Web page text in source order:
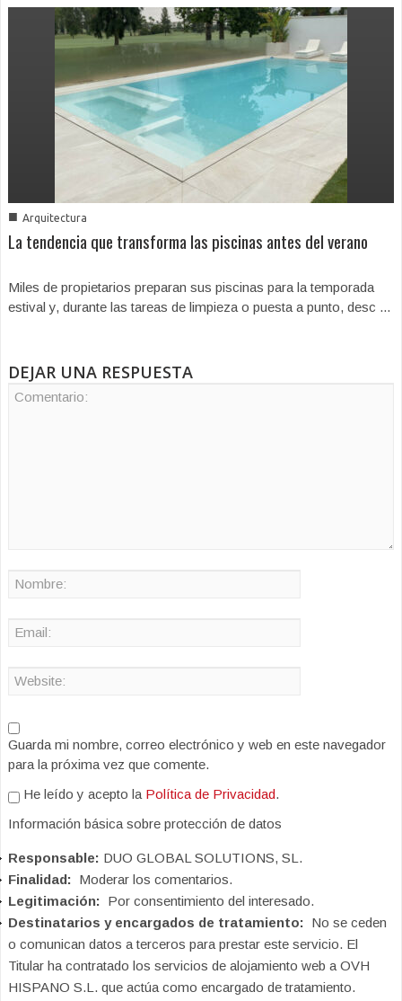
■ Arquitectura
La tendencia que transforma las piscinas antes del verano
Miles de propietarios preparan sus piscinas para la temporada
estival y, durante las tareas de limpieza o puesta a punto, desc ...
DEJAR UNA RESPUESTA
Guarda mi nombre, correo electrónico y web en este navegador
para la próxima vez que comente.
He leído y acepto la Política de Privacidad.
Información básica sobre protección de datos
Responsable: DUO GLOBAL SOLUTIONS, SL.
Finalidad: Moderar los comentarios.
Legitimación: Por consentimiento del interesado.
Destinatarios y encargados de tratamiento: No se ceden
o comunican datos a terceros para prestar este servicio. El
Titular ha contratado los servicios de alojamiento web a OVH
HISPANO S.L. que actúa como encargado de tratamiento.